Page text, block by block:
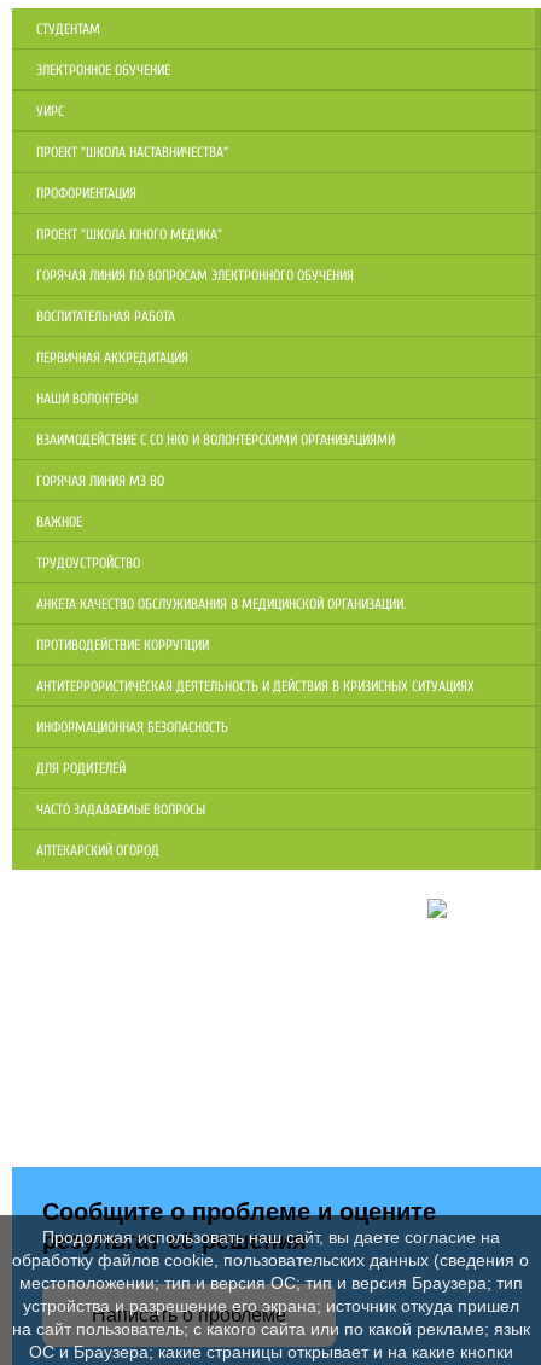
СТУДЕНТАМ
ЭЛЕКТРОННОЕ ОБУЧЕНИЕ
УИРС
ПРОЕКТ "ШКОЛА НАСТАВНИЧЕСТВА"
ПРОФОРИЕНТАЦИЯ
ПРОЕКТ "ШКОЛА ЮНОГО МЕДИКА"
ГОРЯЧАЯ ЛИНИЯ ПО ВОПРОСАМ ЭЛЕКТРОННОГО ОБУЧЕНИЯ
ВОСПИТАТЕЛЬНАЯ РАБОТА
ПЕРВИЧНАЯ АККРЕДИТАЦИЯ
НАШИ ВОЛОНТЕРЫ
ВЗАИМОДЕЙСТВИЕ С СО НКО И ВОЛОНТЕРСКИМИ ОРГАНИЗАЦИЯМИ
ГОРЯЧАЯ ЛИНИЯ МЗ ВО
ВАЖНОЕ
ТРУДОУСТРОЙСТВО
АНКЕТА КАЧЕСТВО ОБСЛУЖИВАНИЯ В МЕДИЦИНСКОЙ ОРГАНИЗАЦИИ.
ПРОТИВОДЕЙСТВИЕ КОРРУПЦИИ
АНТИТЕРРОРИСТИЧЕСКАЯ ДЕЯТЕЛЬНОСТЬ И ДЕЙСТВИЯ В КРИЗИСНЫХ СИТУАЦИЯХ
ИНФОРМАЦИОННАЯ БЕЗОПАСНОСТЬ
ДЛЯ РОДИТЕЛЕЙ
ЧАСТО ЗАДАВАЕМЫЕ ВОПРОСЫ
АПТЕКАРСКИЙ ОГОРОД
Сообщите о проблеме и оцените
результат её решения
Написать о проблеме
Продолжая использовать наш сайт, вы даете согласие на
обработку файлов cookie, пользовательских данных (сведения о
местоположении; тип и версия ОС; тип и версия Браузера; тип
устройства и разрешение его экрана; источник откуда пришел
на сайт пользователь; с какого сайта или по какой рекламе; язык
ОС и Браузера; какие страницы открывает и на какие кнопки